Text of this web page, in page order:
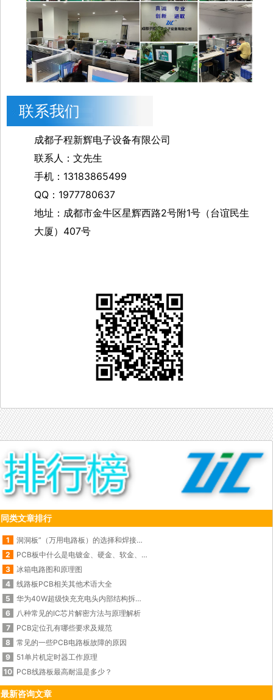
联系我们
成都子程新辉电子设备有限公司
联系人：文先生
手机：13183865499
QQ：1977780637
地址：成都市金牛区星辉西路2号附1号（台谊民生
大厦）407号
同类文章排行
1
洞洞板”（万用电路板）的选择和焊接使用技巧
2
PCB板中什么是电镀金、硬金、软金、化金、闪金？
3
冰箱电路图和原理图
4
线路板PCB相关其他术语大全
5
华为40W超级快充充电头内部结构拆解图
6
八种常见的IC芯片解密方法与原理解析
7
PCB定位孔有哪些要求及规范
8
常见的一些PCB电路板故障的原因
9
51单片机定时器工作原理
10 PCB线路板最高耐温是多少？
最新咨询文章